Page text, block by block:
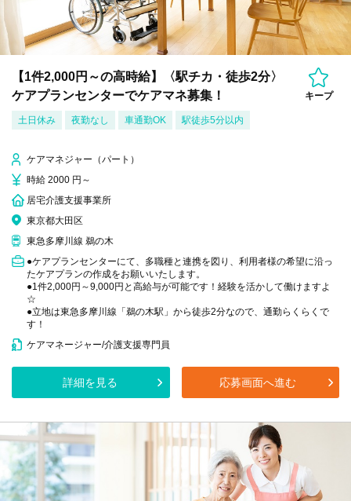
【1件2,000円～の高時給】〈駅チカ・徒歩2分〉
ケアプランセンターでケアマネ募集！
キープ
土日休み 夜勤なし 車通勤OK 駅徒歩5分以内
ケアマネジャー（パート）
時給 2000 円～
居宅介護支援事業所
東京都大田区
東急多摩川線 鵜の木
●ケアプランセンターにて、多職種と連携を図り、利用者様の希望に沿っ
たケアプランの作成をお願いいたします。
●1件2,000円～9,000円と高給与が可能です！経験を活かして働けますよ
☆
●立地は東急多摩川線「鵜の木駅」から徒歩2分なので、通勤らくらくで
す！
ケアマネージャー/介護支援専門員
詳細を見る 応募画面へ進む